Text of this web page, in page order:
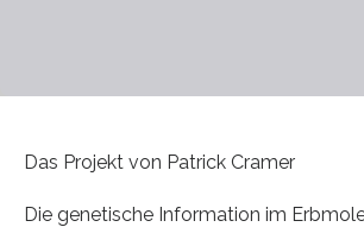
Das Projekt von Patrick Cramer
Die genetische Information im